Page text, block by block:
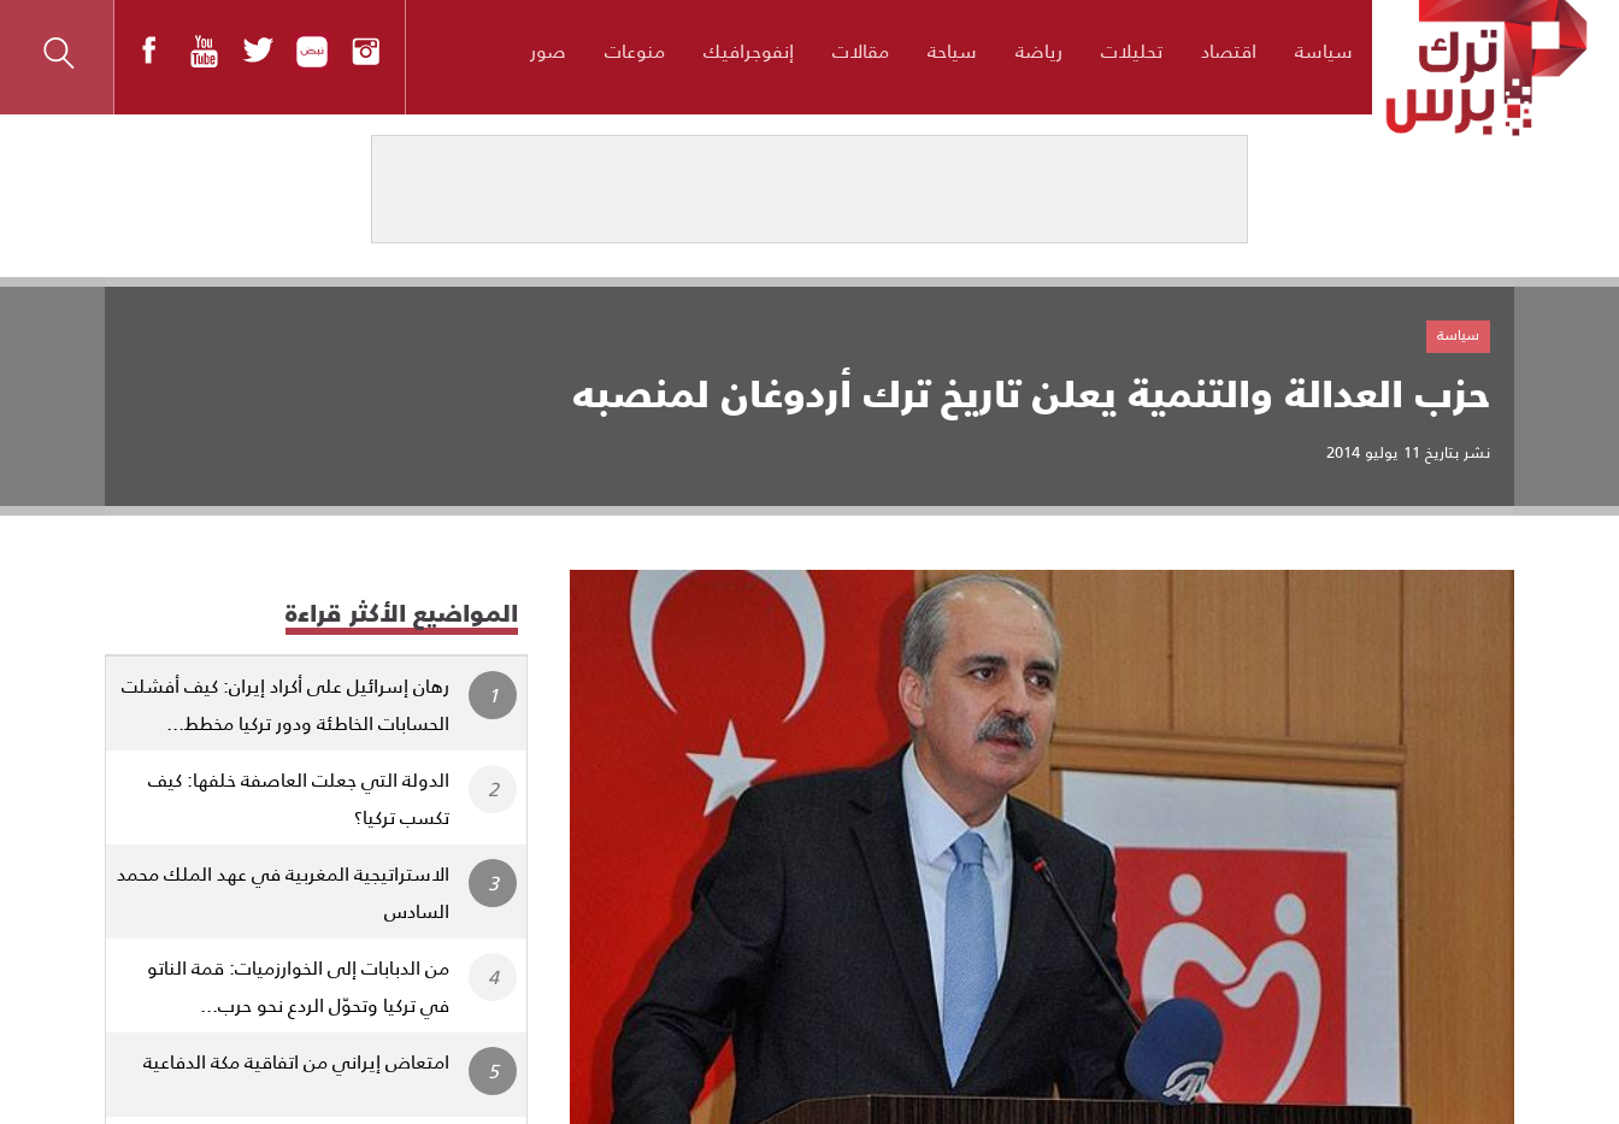
سياسة اقتصاد تحليلات رياضة سياحة مقالات إنفوجرافيك منوعات صور
حزب العدالة والتنمية يعلن تاريخ ترك أردوغان لمنصبه
نشر بتاريخ 11 يوليو 2014
سياسة
المواضيع الأكثر قراءة
رهان إسرائيل على أكراد إيران: كيف أفشلت
الحسابات الخاطئة ودور تركيا مخطط...
الدولة التي جعلت العاصفة خلفها: كيف
تكسب تركيا؟
الاستراتيجية المغربية في عهد الملك محمد
السادس
من الدبابات إلى الخوارزميات: قمة الناتو
في تركيا وتحوّل الردع نحو حرب...
امتعاض إيراني من اتفاقية مكة الدفاعية